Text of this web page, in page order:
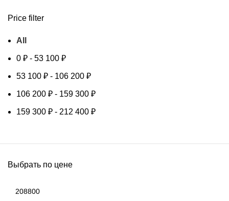
Price filter
All
0 ₽ - 53 100 ₽
53 100 ₽ - 106 200 ₽
106 200 ₽ - 159 300 ₽
159 300 ₽ - 212 400 ₽
Выбрать по цене